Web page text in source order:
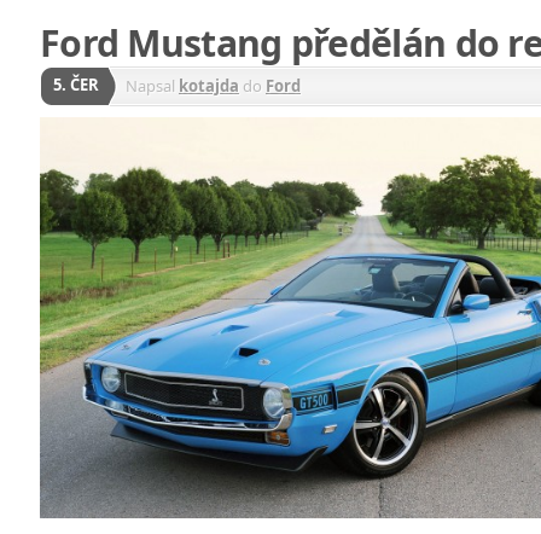
Ford Mustang předělán do
5. ČER Napsal kotajda do Ford